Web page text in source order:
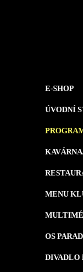
E-SHOP
ÚVODNÍ
MENU
OS
DIVADLO